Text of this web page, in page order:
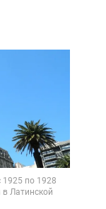
1925 по 1928
Латинской